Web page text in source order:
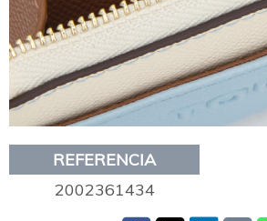
REFERENCIA
2002361434